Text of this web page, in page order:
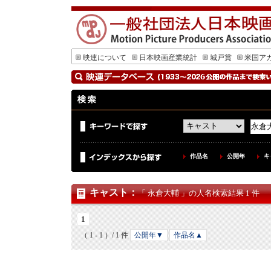
映連について 日本映画産業統計 城戸賞 米国ア
作品名 公開年
キャスト：「 永倉大輔 」の人名検索結果 1 件
1
（ 1 - 1 ）/ 1 件 公開年▼ 作品名▲